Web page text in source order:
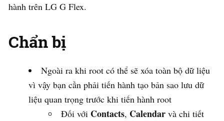
hành trên LG G Flex.
Chẩn bị
Ngoài ra khi root có thể sẽ xóa toàn bộ dữ liệu
vì vậy bạn cần phải tiến hành tạo bản sao lưu dữ
liệu quan trọng trước khi tiến hành root
Đối với Contacts, Calendar và chi tiết